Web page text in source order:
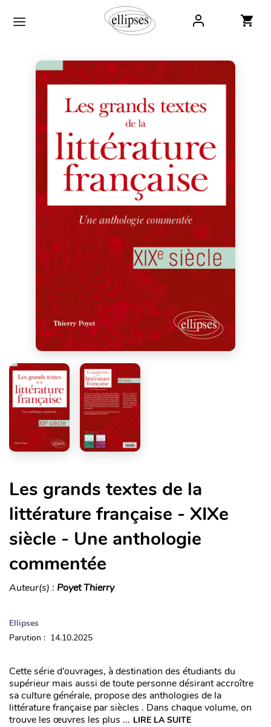
Les grands textes de la
littérature française - XIXe
siècle - Une anthologie
commentée
Auteur(s) : Poyet Thierry
Ellipses
Parution : 14.10.2025
Cette série d’ouvrages, à destination des étudiants du
supérieur mais aussi de toute personne désirant accroître
sa culture générale, propose des anthologies de la
littérature française par siècles . Dans chaque volume, on
trouve les œuvres les plus ... LIRE LA SUITE